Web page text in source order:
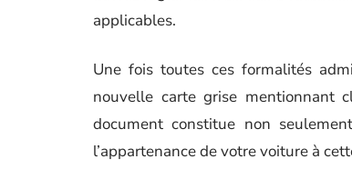
applicables.
Une fois toutes ces formalités
nouvelle carte grise mentionnant
document constitue non
l’appartenance de votre voiture à